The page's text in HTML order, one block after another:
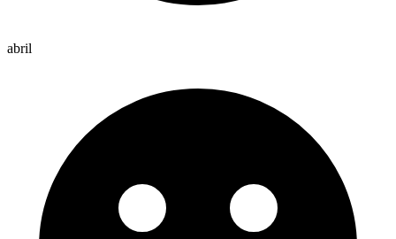
abril